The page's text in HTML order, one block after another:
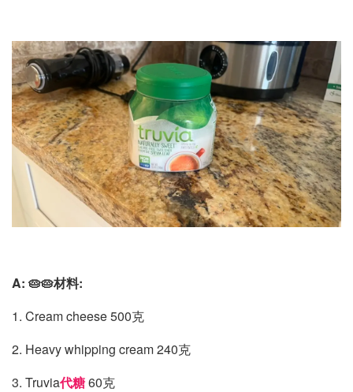
A: 🥧🥧材料:
1. Cream cheese 500克
2. Heavy whipping cream 240克
3. Truvia代糖60克